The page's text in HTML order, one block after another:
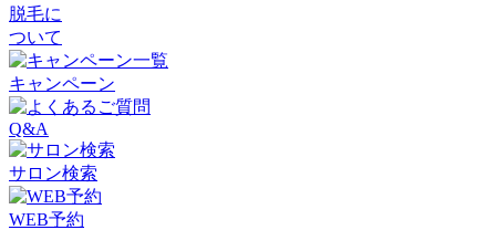
脱毛に
ついて
キャンペーン
Q&A
サロン検索
WEB予約